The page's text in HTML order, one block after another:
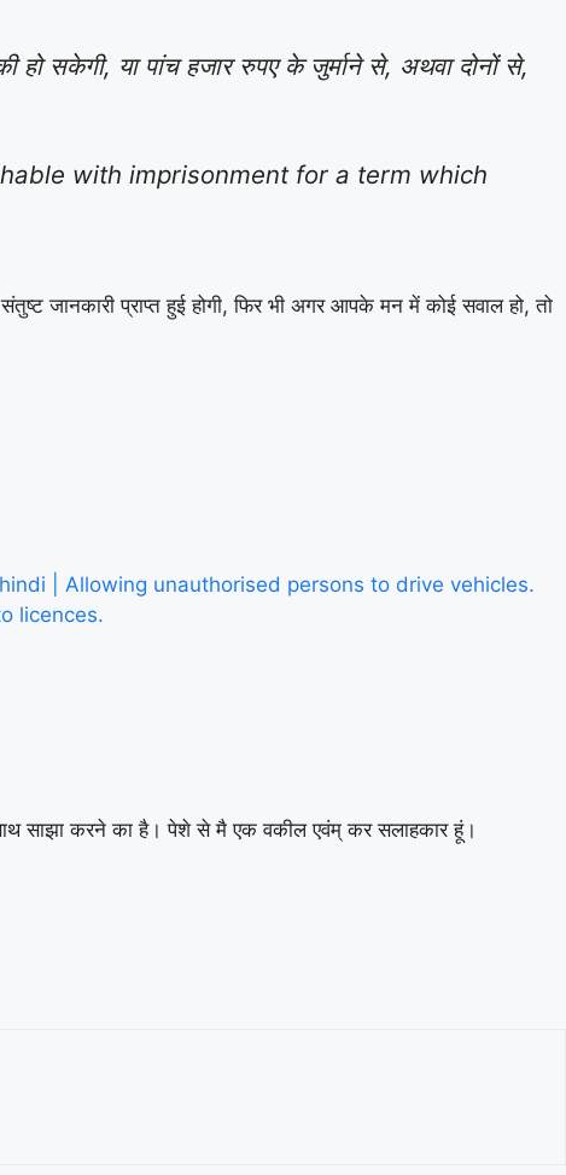
हो सकेगी, या पांच हजार रुपए के जुर्माने से, अथवा दोनों से,
with imprisonment for a term which
जानकारी प्राप्त हुई होगी, फिर भी अगर आपके मन में कोई सवाल हो, तो
in hindi | Allowing unauthorised persons to drive vehicles.
licences.
साझा करने का है। पेशे से मै एक वकील एवंम् कर सलाहकार हूं।